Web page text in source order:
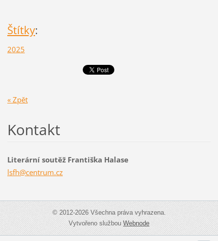
Štítky:
2025
« Zpět
Kontakt
Literární soutěž Františka Halase
lsfh@centrum.cz
© 2012-2026 Všechna práva vyhrazena.
Vytvořeno službouWebnode